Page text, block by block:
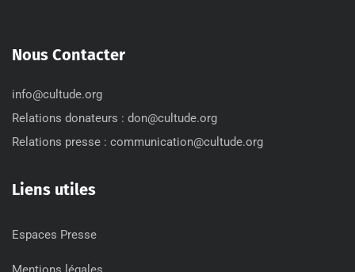
Nous Contacter
info@cultude.org
Relations donateurs : don@cultude.org
Relations presse : communication@cultude.org
Liens utiles
Espaces Presse